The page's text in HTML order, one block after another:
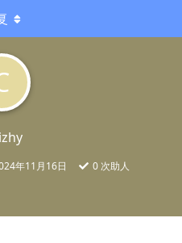
年11月16日 0 次助人